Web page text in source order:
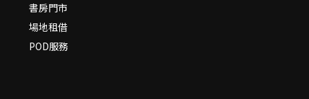
書房門市
場地租借
POD服務